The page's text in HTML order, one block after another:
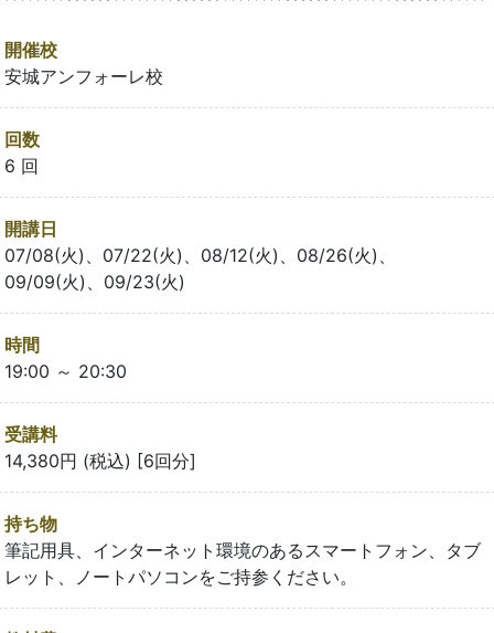
開催校
安城アンフォーレ校
回数
6 回
開講日
07/08(火)、07/22(火)、08/12(火)、08/26(火)、
09/09(火)、09/23(火)
時間
19:00 ～ 20:30
受講料
14,380円 (税込) [6回分]
持ち物
筆記用具、インターネット環境のあるスマートフォン、タブ
レット、ノートパソコンをご持参ください。